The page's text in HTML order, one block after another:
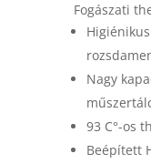
Fogászati
Nagy
93 C°-os
Beépített